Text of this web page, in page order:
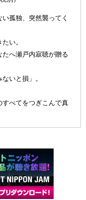
孤独、突然襲ってく
い。
へ瀬戸内寂聴が贈る
いと損」。
すべてをつぎこんで真